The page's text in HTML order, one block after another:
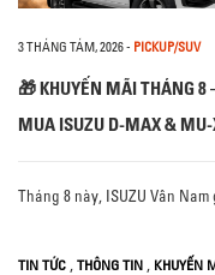
3 THÁNG TÁM, 2026- PICKUP/SUV
🎁 KHUYẾN MÃI THÁNG 8
MUA ISUZU D-MAX &
Tháng 8 này, ISUZU Vân
TIN TỨC , THÔNG TIN , KHUYẾN